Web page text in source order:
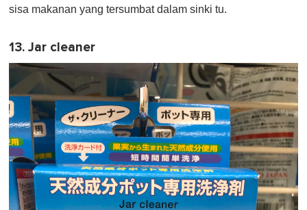
sisa makanan yang tersumbat dalam sinki tu.
13. Jar cleaner